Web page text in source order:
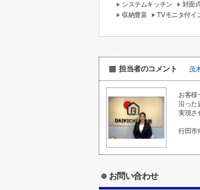
システムキッチン
対面
収納豊富
TVモニタ付イ
担当者のコメント 茂
お客様
沿った
実現さ
行田
お問い合わせ